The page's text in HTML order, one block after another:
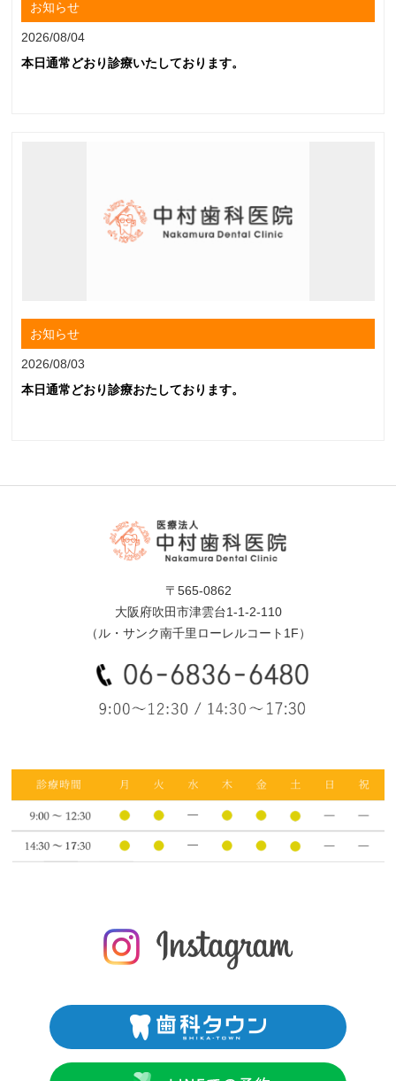
お知らせ
2026/08/04
本日通常どおり診療いたしております。
お知らせ
2026/08/03
本日通常どおり診療おたしております。
〒565-0862
大阪府吹田市津雲台1-1-2-110
（ル・サンク南千里ローレルコート1F）